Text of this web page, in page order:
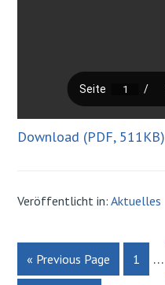
Download (PDF, 511KB)
Veröffentlicht in:Aktuelles
« Previous Page Page
1 …